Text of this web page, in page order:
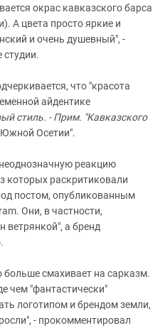
окрас кавказского барса
А цвета просто яркие и
и очень душевный", -
студии.
что "красота
айдентике
стиль. - Прим. "Кавказского
Осетии".
реакцию
которых раскритиковали
постом, опубликованным
Они, в частности,
ветрянкой", а бренд
больше смахивает на сарказм.
чем "фантастически"
логотипом и брендом земли,
- прокомментировал